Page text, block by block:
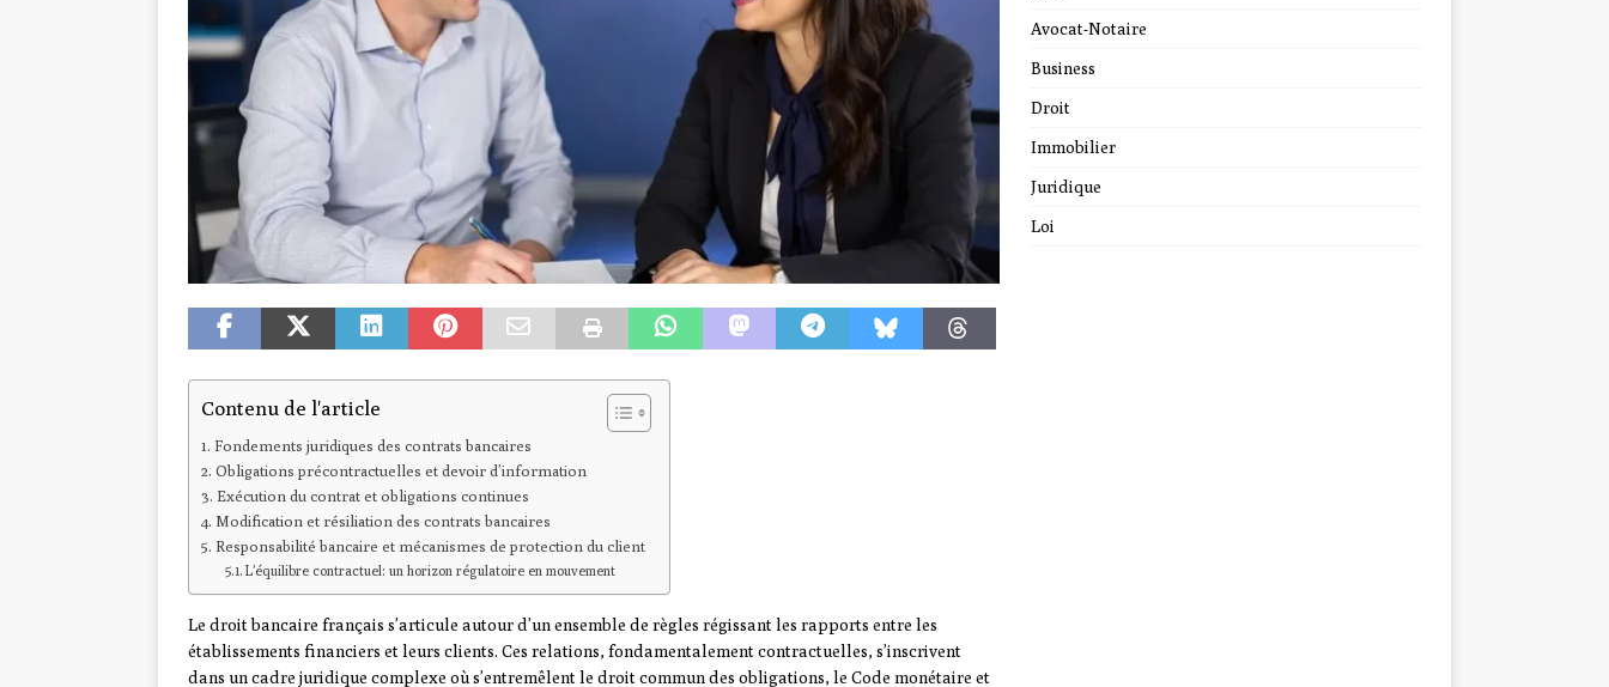
Contenu de l'article
Fondements juridiques des contrats bancaires
Obligations précontractuelles et devoir d’information
Exécution du contrat et obligations continues
Modification et résiliation des contrats bancaires
Responsabilité bancaire et mécanismes de protection du client
L’équilibre contractuel: un horizon régulatoire en mouvement
Le droit bancaire français s’articule autour d’un ensemble de règles régissant les rapports entre les
établissements financiers et leurs clients. Ces relations, fondamentalement contractuelles, s’inscrivent
dans un cadre juridique complexe où s’entremêlent le droit commun des obligations, le Code monétaire et
Avocat-Notaire
Business
Droit
Immobilier
Juridique
Loi